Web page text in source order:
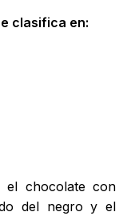
clasifica en:
chocolate con
del negro y el